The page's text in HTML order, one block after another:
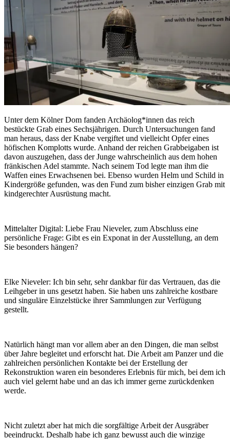
Unter dem Kölner Dom fanden Archäolog*innen das reich
bestückte Grab eines Sechsjährigen. Durch Untersuchungen fand
man heraus, dass der Knabe vergiftet und vielleicht Opfer eines
höfischen Komplotts wurde. Anhand der reichen Grabbeigaben ist
davon auszugehen, dass der Junge wahrscheinlich aus dem hohen
fränkischen Adel stammte. Nach seinem Tod legte man ihm die
Waffen eines Erwachsenen bei. Ebenso wurden Helm und Schild in
Kindergröße gefunden, was den Fund zum bisher einzigen Grab mit
kindgerechter Ausrüstung macht.
Mittelalter Digital: Liebe Frau Nieveler, zum Abschluss eine
persönliche Frage: Gibt es ein Exponat in der Ausstellung, an dem
Sie besonders hängen?
Elke Nieveler: Ich bin sehr, sehr dankbar für das Vertrauen, das die
Leihgeber in uns gesetzt haben. Sie haben uns zahlreiche kostbare
und singuläre Einzelstücke ihrer Sammlungen zur Verfügung
gestellt.
Natürlich hängt man vor allem aber an den Dingen, die man selbst
über Jahre begleitet und erforscht hat. Die Arbeit am Panzer und die
zahlreichen persönlichen Kontakte bei der Erstellung der
Rekonstruktion waren ein besonderes Erlebnis für mich, bei dem ich
auch viel gelernt habe und an das ich immer gerne zurückdenken
werde.
Nicht zuletzt aber hat mich die sorgfältige Arbeit der Ausgräber
beeindruckt. Deshalb habe ich ganz bewusst auch die winzige